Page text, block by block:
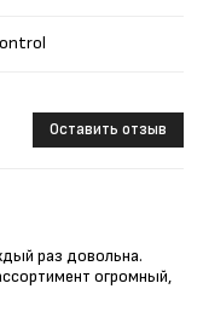
Оставить отзыв
раз довольна.
огромный,